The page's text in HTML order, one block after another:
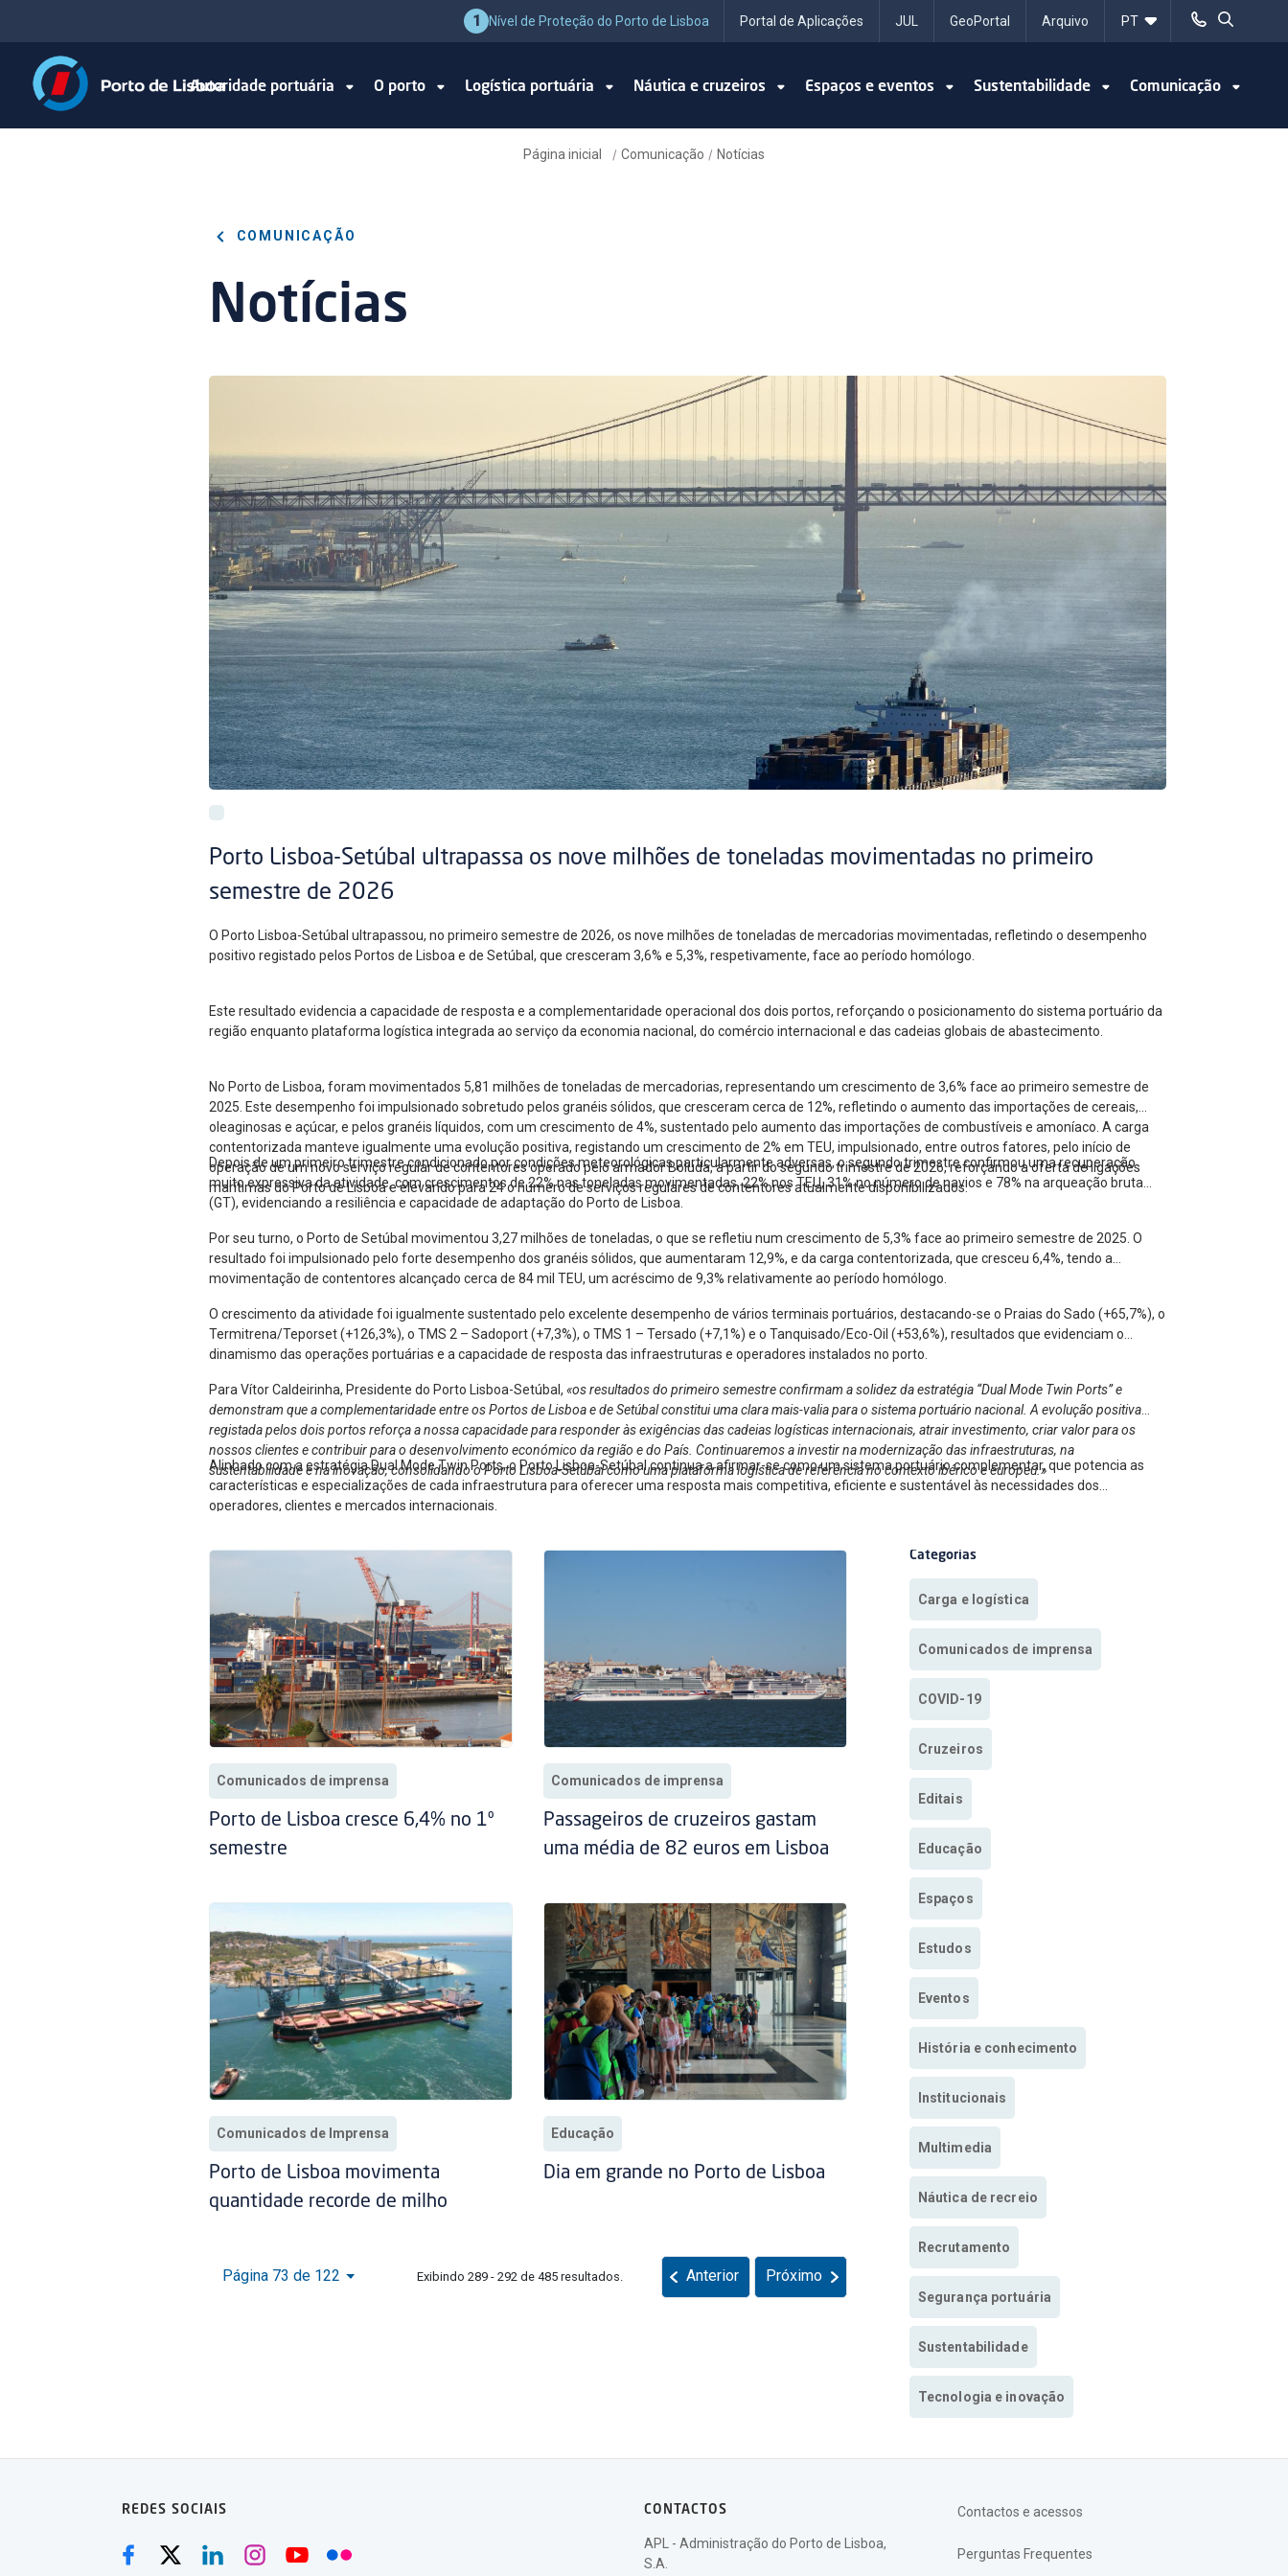
1 Nível de Proteção do Porto de Lisboa Portal de Aplicações JUL GeoPortal Arquivo
Autoridade portuária O porto Logística portuária Náutica e cruzeiros Espaços e eventos Sustentabilidade Comunicação
Página inicial / Comunicação / Notícias
COMUNICAÇÃO
Notícias
Porto Lisboa-Setúbal ultrapassa os nove milhões de toneladas movimentadas no primeiro
semestre de 2026
O Porto Lisboa-Setúbal ultrapassou, no primeiro semestre de 2026, os nove milhões de toneladas de mercadorias movimentadas, refletindo o desempenho
positivo registado pelos Portos de Lisboa e de Setúbal, que cresceram 3,6% e 5,3%, respetivamente, face ao período homólogo.
Este resultado evidencia a capacidade de resposta e a complementaridade operacional dos dois portos, reforçando o posicionamento do sistema portuário da
região enquanto plataforma logística integrada ao serviço da economia nacional, do comércio internacional e das cadeias globais de abastecimento.
No Porto de Lisboa, foram movimentados 5,81 milhões de toneladas de mercadorias, representando um crescimento de 3,6% face ao primeiro semestre de
2025. Este desempenho foi impulsionado sobretudo pelos granéis sólidos, que cresceram cerca de 12%, refletindo o aumento das importações de cereais,
oleaginosas e açúcar, e pelos granéis líquidos, com um crescimento de 4%, sustentado pelo aumento das importações de combustíveis e amoníaco. A carga
contentorizada manteve igualmente uma evolução positiva, registando um crescimento de 2% em TEU, impulsionado, entre outros fatores, pelo início de
operação de um novo serviço regular de contentores operado pelo armador Boluda, a partir do segundo trimestre de 2026, reforçando a oferta de ligações
marítimas do Porto de Lisboa e elevando para 24 o número de serviços regulares de contentores atualmente disponibilizados.
Depois de um primeiro trimestre condicionado por condições meteorológicas particularmente adversas, o segundo trimestre confirmou uma recuperação
muito expressiva da atividade, com crescimentos de 22% nas toneladas movimentadas, 22% nos TEU, 31% no número de navios e 78% na arqueação bruta
(GT), evidenciando a resiliência e capacidade de adaptação do Porto de Lisboa.
Por seu turno, o Porto de Setúbal movimentou 3,27 milhões de toneladas, o que se refletiu num crescimento de 5,3% face ao primeiro semestre de 2025. O
resultado foi impulsionado pelo forte desempenho dos granéis sólidos, que aumentaram 12,9%, e da carga contentorizada, que cresceu 6,4%, tendo a
movimentação de contentores alcançado cerca de 84 mil TEU, um acréscimo de 9,3% relativamente ao período homólogo.
O crescimento da atividade foi igualmente sustentado pelo excelente desempenho de vários terminais portuários, destacando-se o Praias do Sado (+65,7%), o
Termitrena/Teporset (+126,3%), o TMS 2 – Sadoport (+7,3%), o TMS 1 – Tersado (+7,1%) e o Tanquisado/Eco-Oil (+53,6%), resultados que evidenciam o
dinamismo das operações portuárias e a capacidade de resposta das infraestruturas e operadores instalados no porto.
Para Vítor Caldeirinha, Presidente do Porto Lisboa-Setúbal, «os resultados do primeiro semestre confirmam a solidez da estratégia “Dual Mode Twin Ports” e
demonstram que a complementaridade entre os Portos de Lisboa e de Setúbal constitui uma clara mais-valia para o sistema portuário nacional. A evolução positiva
registada pelos dois portos reforça a nossa capacidade para responder às exigências das cadeias logísticas internacionais, atrair investimento, criar valor para os
nossos clientes e contribuir para o desenvolvimento económico da região e do País. Continuaremos a investir na modernização das infraestruturas, na
sustentabilidade e na inovação, consolidando o Porto Lisboa-Setúbal como uma plataforma logística de referência no contexto ibérico e europeu.»
Alinhado com a estratégia Dual Mode Twin Ports, o Porto Lisboa-Setúbal continua a afirmar-se como um sistema portuário complementar, que potencia as
características e especializações de cada infraestrutura para oferecer uma resposta mais competitiva, eficiente e sustentável às necessidades dos
operadores, clientes e mercados internacionais.
Comunicados de imprensa
Porto de Lisboa cresce 6,4% no 1º
semestre
Comunicados de imprensa
Passageiros de cruzeiros gastam
uma média de 82 euros em Lisboa
Comunicados de Imprensa
Porto de Lisboa movimenta
quantidade recorde de milho
Educação
Dia em grande no Porto de Lisboa
Página 73 de 122 Exibindo 289 - 292 de 485 resultados. Anterior Próximo
Categorias
Carga e logística
Comunicados de imprensa
COVID-19
Cruzeiros
Editais
Educação
Espaços
Estudos
Eventos
História e conhecimento
Institucionais
Multimedia
Náutica de recreio
Recrutamento
Segurança portuária
Sustentabilidade
Tecnologia e inovação
REDES SOCIAIS CONTACTOS
APL - Administração do Porto de Lisboa,
S.A.
Contactos e acessos
Perguntas Frequentes